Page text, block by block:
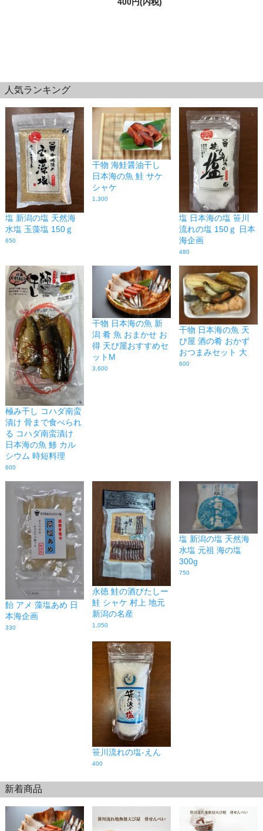
人気ランキング
塩 新潟の塩 天然海
水塩 玉藻塩 150ｇ
650
干物 海鮭醤油干し
日本海の魚 鮭 サケ
シャケ
1,300
塩 日本海の塩 笹川
流れの塩 150ｇ 日本
海企画
480
極み干し コハダ南蛮
漬け 骨まで食べられ
る コハダ南蛮漬け
日本海の魚 鯵 カル
シウム 時短料理
600
干物 日本海の魚 新
潟 肴 魚 おまかせ お
得 天ぴ屋おすすめセ
ットM
3,600
干物 日本海の魚 天
ぴ屋 酒の肴 おかず
おつまみセット 大
600
飴 アメ 藻塩あめ 日
本海企画
330
永徳 鮭の酒びたしー
鮭 シャケ 村上 地元
新潟の名産
1,050
塩 新潟の塩 天然海
水塩 元祖 海の塩
300g
750
笹川流れの塩-えん
400
新着商品